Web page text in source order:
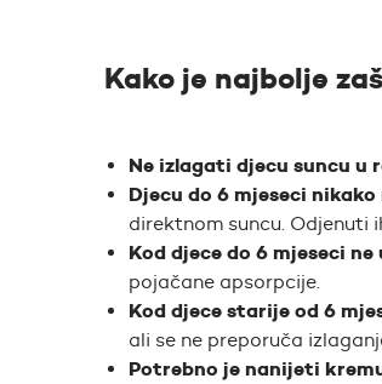
Kako je najbolje
Ne izlagati djecu suncu u
Djecu do 6 mjeseci
direktnom suncu. Odjenuti
Kod djece do 6 mjeseci
pojačane apsorpcije.
Kod djece starije od 6
ali se ne preporuča
Potrebno je nanijeti